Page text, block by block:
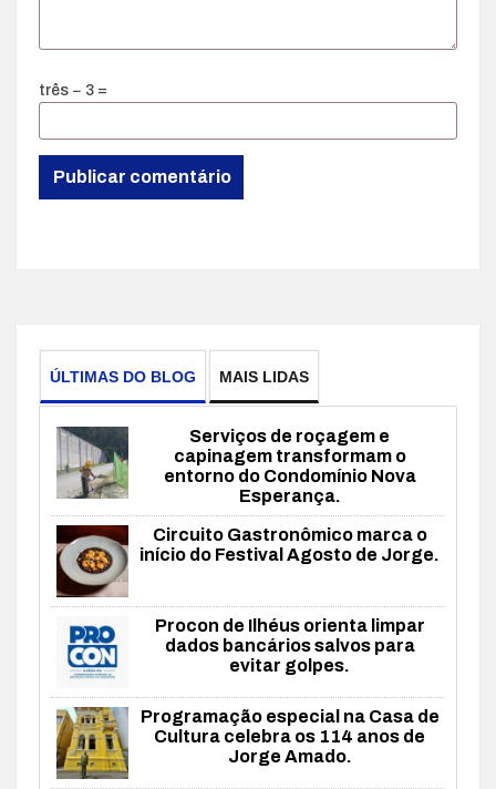
três − 3 =
ÚLTIMAS DO BLOG MAIS LIDAS
Serviços de roçagem e
capinagem transformam o
entorno do Condomínio Nova
Esperança.
Circuito Gastronômico marca o
início do Festival Agosto de Jorge.
Procon de Ilhéus orienta limpar
dados bancários salvos para
evitar golpes.
Programação especial na Casa de
Cultura celebra os 114 anos de
Jorge Amado.